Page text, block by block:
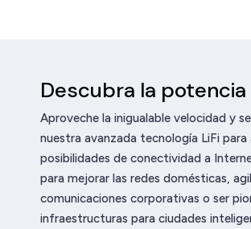
Descubra la potencia
Aproveche la inigualable velocidad y
nuestra avanzada tecnología LiFi para
posibilidades de conectividad a
para mejorar las redes domésticas,
comunicaciones corporativas o ser
infraestructuras para ciudades